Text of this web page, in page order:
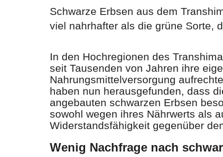
Schwarze Erbsen aus dem
viel nahrhafter als die grüne Sorte,
In den Hochregionen des
seit Tausenden von Jahren ihre
Nahrungsmittelversorgung
haben nun herausgefunden, dass
angebauten schwarzen Erbsen
sowohl wegen ihres Nährwerts als
Widerstandsfähigkeit gegenüber
Wenig Nachfrage nach